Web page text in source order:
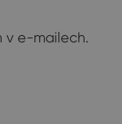
v e-mailech.